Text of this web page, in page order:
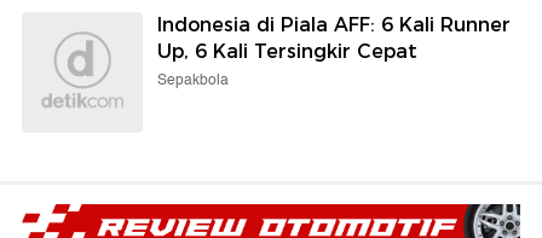
Indonesia di Piala AFF: 6 Kali Runner
Up, 6 Kali Tersingkir Cepat
Sepakbola